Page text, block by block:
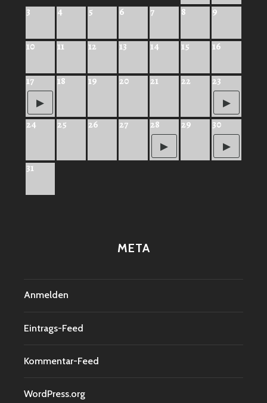
3 4 5 6 7 8 9
10 11 12 13 14 15 16
17 18 19 20 21 22 23
24 25 26 27 28 29 30
31
META
Anmelden
Eintrags-Feed
Kommentar-Feed
WordPress.org